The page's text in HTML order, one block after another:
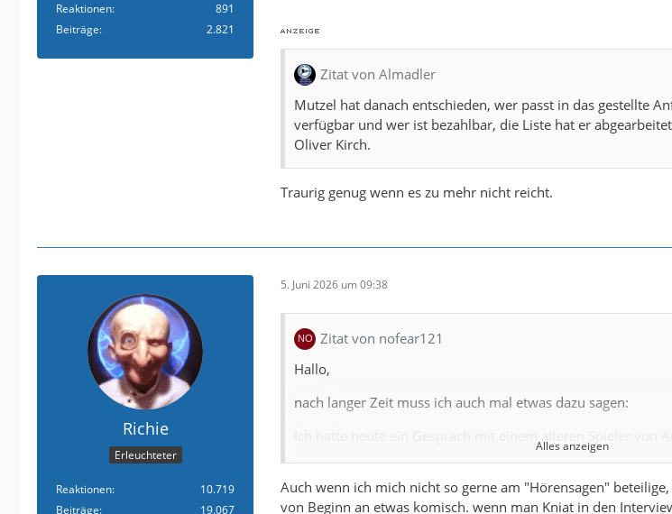
Reaktionen
891
Beiträge
2.821
Zitat von Almadler
Mutzel hat danach entschieden, wer passt in das gestellte
verfügbar und wer ist bezahlbar, die Liste hat er
Oliver Kirch.
Traurig genug wenn es zu mehr nicht reicht.
Richie
Erleuchteter
Reaktionen
10.719
Beiträge
19.067
5. Juni 2026 um 09:38
Zitat von nofear121
Hallo,
nach langer Zeit muss ich auch mal etwas dazu sagen:
kenne und er noch immer sehr gute Kontakte zu Arminia
Alles anzeigen
Auch wenn ich mich nicht so gerne am "Hörensagen"
von Beginn an etwas komisch. wenn man Kniat in den